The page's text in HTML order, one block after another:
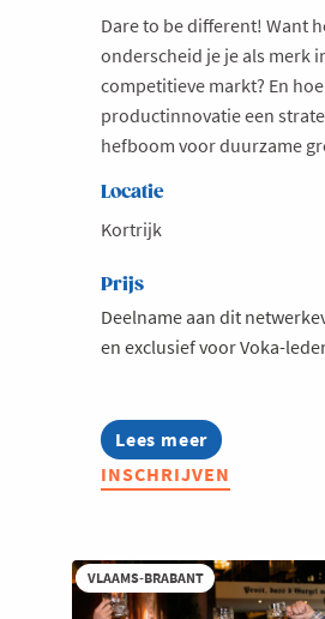
Dare to be different! Want
onderscheid je je als merk
competitieve markt? En
productinnovatie een
hefboom voor duurzame
Locatie
Kortrijk
Prijs
Deelname aan dit
en exclusief voor Voka-
Lees meer
about
What's
Hot
Pilipili
INSCHRIJVEN
VLAAMS-BRABANT